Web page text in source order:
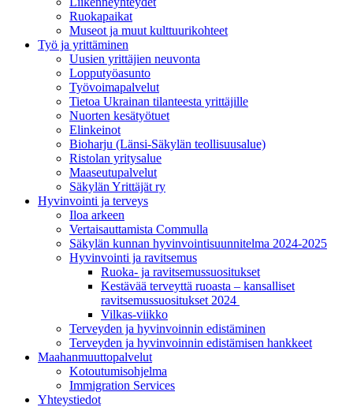
Ruokapaikat
Museot ja muut kulttuurikohteet
Työ ja yrittä­minen
Uusien yrittäjien neuvonta
Lopputyöasunto
Työvoimapalvelut
Tietoa Ukrainan tilanteesta yrittäjille
Nuorten kesätyötuet
Elinkeinot
Bioharju (Länsi-Säkylän teollisuusalue)
Ristolan yritysalue
Maaseutupalvelut
Säkylän Yrittäjät ry
Hyvinvointi ja terveys
Iloa arkeen
Vertaisauttamista Commulla
Säkylän kunnan hyvinvointisuunnitelma 2024-2025
Hyvinvointi ja ravitsemus
Ruoka- ja ravitsemussuositukset
Kestävää terveyttä ruoasta – kansalliset
ravitsemussuositukset 2024
Vilkas-viikko
Terveyden ja hyvinvoinnin edistäminen
Terveyden ja hyvinvoinnin edistämisen hankkeet
Maahanmuuttopalvelut
Kotoutumisohjelma
Immigration Services
Yhteystiedot